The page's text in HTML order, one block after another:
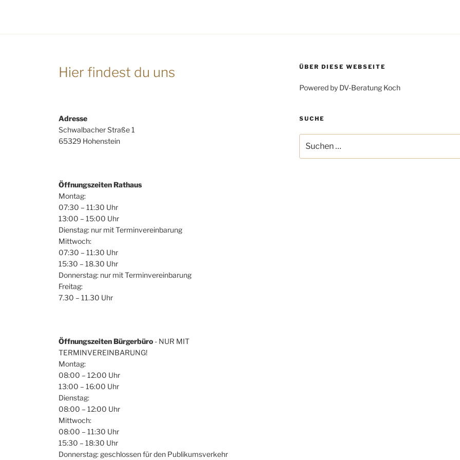
Hier findest du uns
Adresse
Schwalbacher Straße 1
65329 Hohenstein
Öffnungszeiten Rathaus
Montag:
07:30 – 11:30 Uhr
13:00 – 15:00 Uhr
Dienstag: nur mit Terminvereinbarung
Mittwoch:
07:30 – 11:30 Uhr
15:30 – 18.30 Uhr
Donnerstag: nur mit Terminvereinbarung
Freitag:
7.30 – 11.30 Uhr
Öffnungszeiten Bürgerbüro - NUR MIT
TERMINVEREINBARUNG!
Montag:
08:00 – 12:00 Uhr
13:00 – 16:00 Uhr
Dienstag:
08:00 – 12:00 Uhr
Mittwoch:
08:00 – 11:30 Uhr
15:30 – 18:30 Uhr
Donnerstag: geschlossen für den Publikumsverkehr
ÜBER DIESE WEBSEITE
Powered by DV-Beratung Koch
SUCHE
nach: